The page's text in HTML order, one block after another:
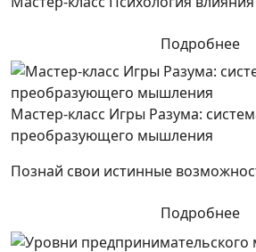
Подробнее
Мастер-класс Игры Разума:
преобразующего мышления
Познай свои истинные
Подробнее